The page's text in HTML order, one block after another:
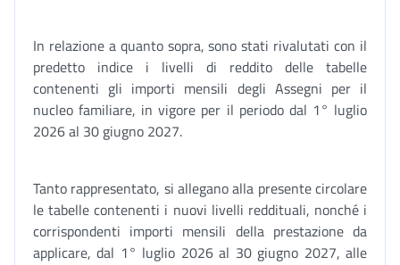
In relazione a quanto sopra, sono stati rivalutati con il
predetto indice i livelli di reddito delle tabelle
contenenti gli importi mensili degli Assegni per il
nucleo familiare, in vigore per il periodo dal 1° luglio
2026 al 30 giugno 2027.
Tanto rappresentato, si allegano alla presente circolare
le tabelle contenenti i nuovi livelli reddituali, nonché i
corrispondenti importi mensili della prestazione da
applicare, dal 1° luglio 2026 al 30 giugno 2027, alle